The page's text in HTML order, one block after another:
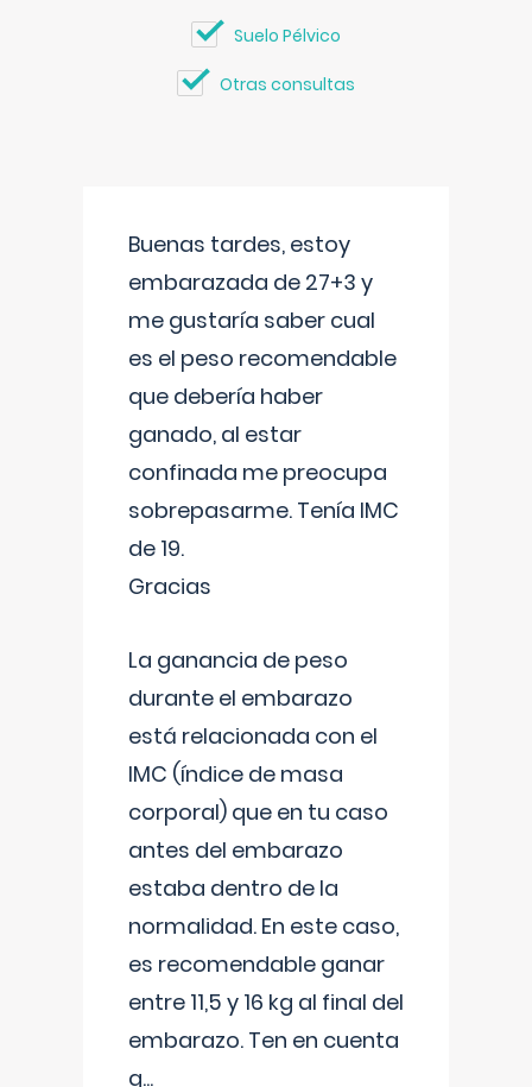
Suelo Pélvico
Otras consultas
Buenas tardes, estoy
embarazada de 27+3 y
me gustaría saber cual
es el peso recomendable
que debería haber
ganado, al estar
confinada me preocupa
sobrepasarme. Tenía IMC
de 19.
Gracias
La ganancia de peso
durante el embarazo
está relacionada con el
IMC (índice de masa
corporal) que en tu caso
antes del embarazo
estaba dentro de la
normalidad. En este caso,
es recomendable ganar
entre 11,5 y 16 kg al final del
embarazo. Ten en cuenta
q...